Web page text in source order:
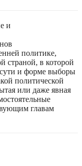
и
политике,
страной, в которой
и форме выборы
политической
или даже явная
главам